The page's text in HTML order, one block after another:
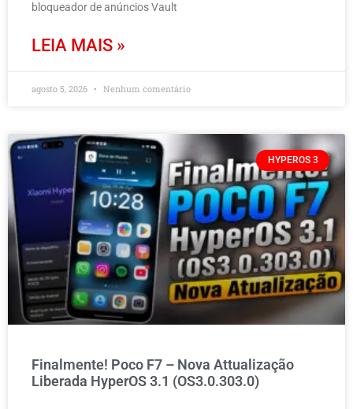
bloqueador de anúncios Vault
LEIA MAIS »
agosto 5, 2026 Nenhum comentário
HYPEROS 3
Finalmente! Poco F7 – Nova Attualização
Liberada HyperOS 3.1 (OS3.0.303.0)